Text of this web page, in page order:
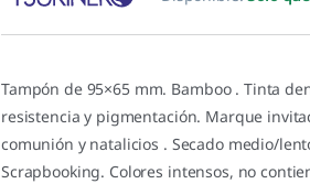
Tampón de 95×65 mm. Bamboo . Tinta
resistencia y pigmentación. Marque
comunión y natalicios . Secado medio/
Scrapbooking. Colores intensos, no